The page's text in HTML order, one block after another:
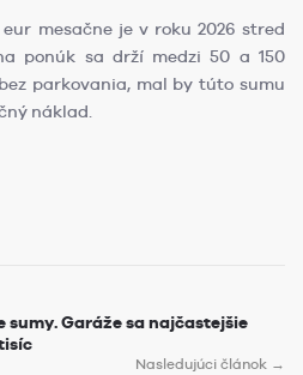
mesačne je v roku 2026 stred
ponúk sa drží medzi 50 a 150
parkovania, mal by túto sumu
náklad.
Garáže sa najčastejšie
Nasledujúci článok →